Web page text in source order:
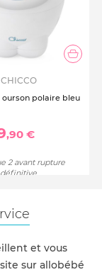
CHICCO
polaire bleu
,90 €
2 avant rupture
définitive
et vous
sur allobébé